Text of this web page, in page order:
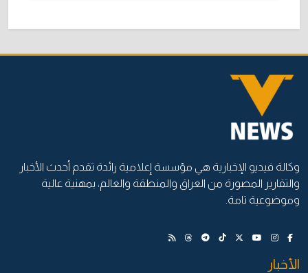
وكالة فيديو الإخبارية هي مؤسسة إعلامية رائدة تقدم أحدث الأخبار
والتقارير المصورة من العراق والمنطقة والعالم، بمهنية عالية
وموضوعية تامة.
الأخبار